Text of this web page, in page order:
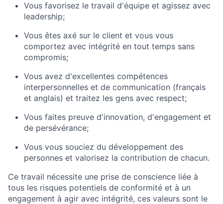
Vous favorisez le travail d'équipe et agissez avec
leadership;
Vous êtes axé sur le client et vous vous
comportez avec intégrité en tout temps sans
compromis;
Vous avez d'excellentes compétences
interpersonnelles et de communication (français
et anglais) et traitez les gens avec respect;
Vous faites preuve d'innovation, d'engagement et
de persévérance;
Vous vous souciez du développement des
personnes et valorisez la contribution de chacun.
Ce travail nécessite une prise de conscience liée à
tous les risques potentiels de conformité et à un
engagement à agir avec intégrité, ces valeurs sont le